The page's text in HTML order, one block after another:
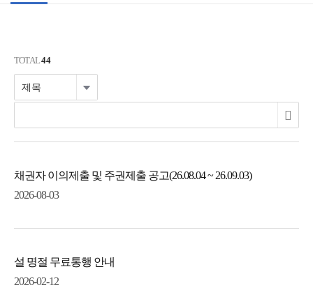
TOTAL44
채권자 이의제출 및 주권제출 공고(26.08.04 ~ 26.09.03)
2026-08-03
설 명절 무료통행 안내
2026-02-12